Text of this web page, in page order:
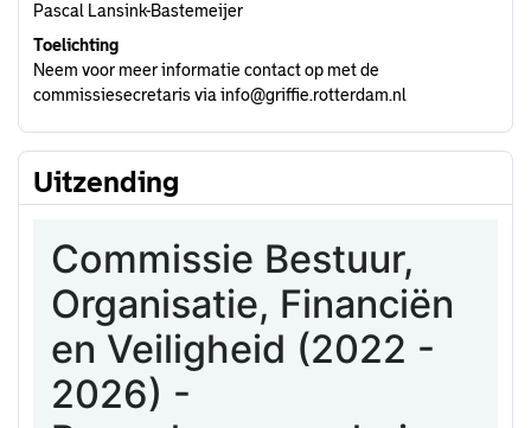
Pascal Lansink-Bastemeijer
Toelichting
Neem voor meer informatie contact op met de
commissiesecretaris via info@griffie.rotterdam.nl
Uitzending